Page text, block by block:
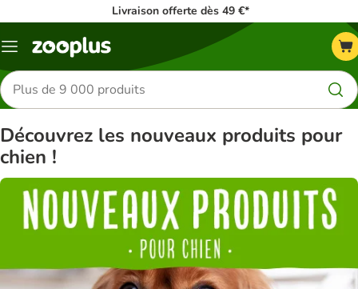
Livraison offerte dès 49 €*
Menu
Rechercher
des
produits
Découvrez les nouveaux produits pour
chien !